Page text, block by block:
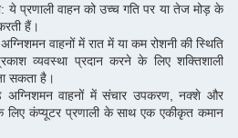
ये प्रणाली वाहन को उच्च गति पर या तेज मोड़ के
हैं।
वाहनों में रात में या कम रोशनी की स्थिति
व्यवस्था प्रदान करने के लिए शक्तिशाली
सकता है।
वाहनों में संचार उपकरण, नक्शे और
कंप्यूटर प्रणाली के साथ एक एकीकृत कमान